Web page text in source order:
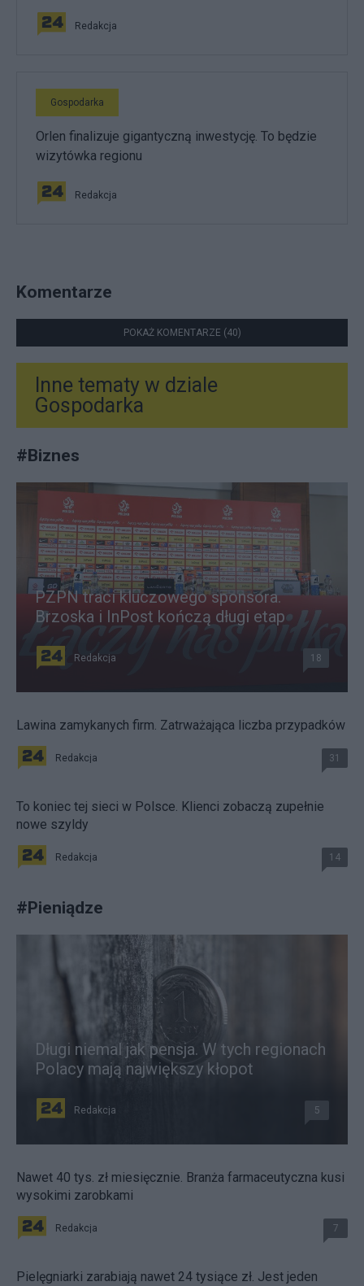
Redakcja
Gospodarka
Orlen finalizuje gigantyczną inwestycję. To będzie
wizytówka regionu
Redakcja
Komentarze
POKAŻ KOMENTARZE (40)
Inne tematy w dziale
Gospodarka
#Biznes
PZPN traci kluczowego sponsora.
Brzoska i InPost kończą długi etap
Redakcja 18
Lawina zamykanych firm. Zatrważająca liczba przypadków
Redakcja 31
To koniec tej sieci w Polsce. Klienci zobaczą zupełnie
nowe szyldy
Redakcja 14
#Pieniądze
Długi niemal jak pensja. W tych regionach
Polacy mają największy kłopot
Redakcja 5
Nawet 40 tys. zł miesięcznie. Branża farmaceutyczna kusi
wysokimi zarobkami
Redakcja 7
Pielęgniarki zarabiają nawet 24 tysiące zł. Jest jeden